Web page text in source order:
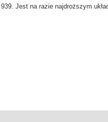
Jest na razie najdroższym